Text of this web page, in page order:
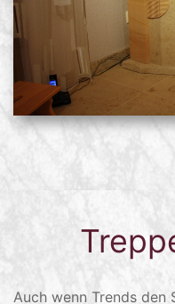
Auch wenn Trends den